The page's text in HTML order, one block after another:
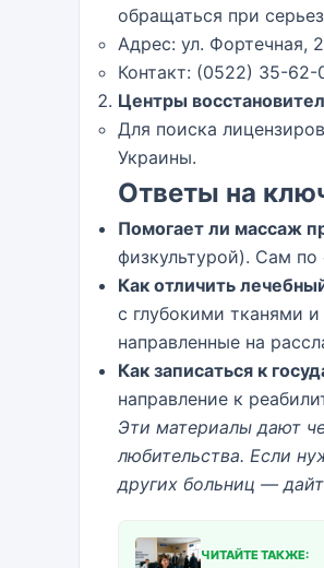
обращаться при
Адрес: ул. Фортечная,
Контакт: (0522) 35-62-
Центры
Для поиска
Украины.
Ответы на
Помогает ли массаж
физкультурой). Сам
Как отличить
с глубокими тканями
направленные на
Как записаться к
направление к
Эти материалы дают
любительства. Если
других больниц —
ЧИТАЙТЕ ТАКЖЕ: